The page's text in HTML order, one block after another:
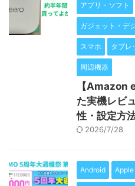
アプリ・ソフト
ガジェット・デ
スマホ タブレ
周辺機器
【Amazon
た実機レビ
性・設定方
2026/7/28
Android Apple